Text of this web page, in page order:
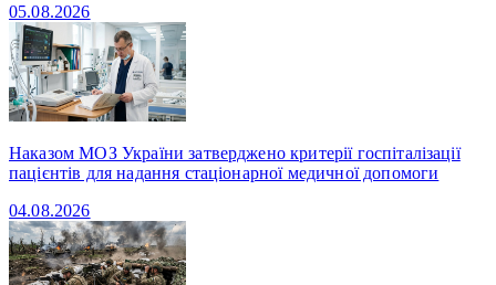
05.08.2026
Наказом МОЗ України затверджено критерії госпіталізації
пацієнтів для надання стаціонарної медичної допомоги
04.08.2026